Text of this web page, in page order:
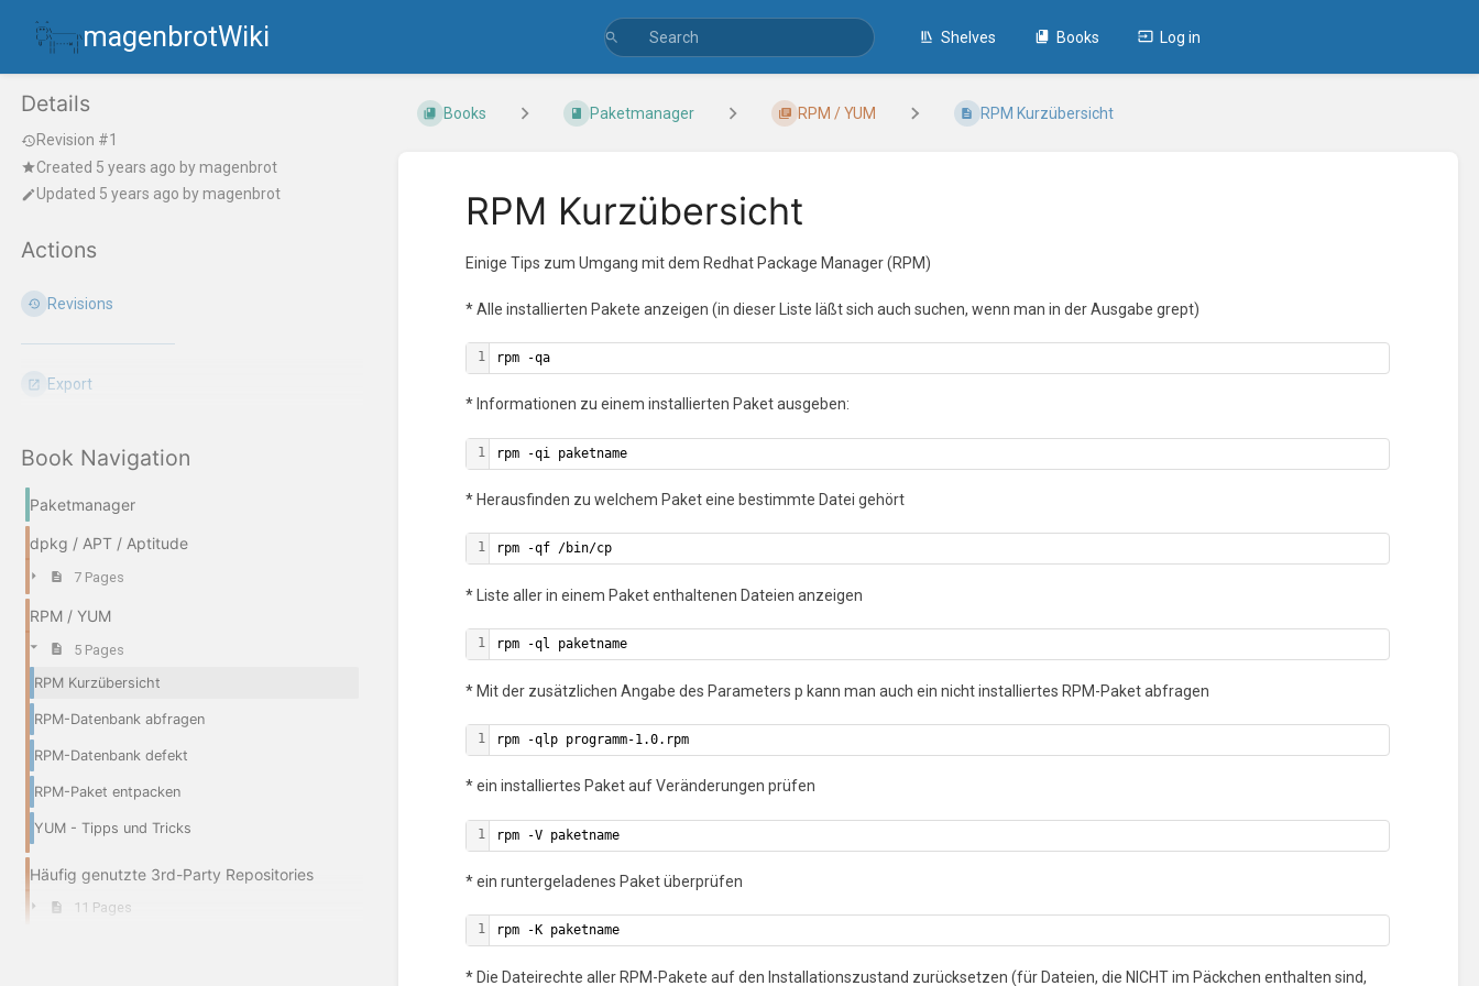
magenbrotWiki Shelves Books Log in
Details
Revision #1
Created 5 years ago by magenbrot
Updated 5 years ago by magenbrot
Actions
Revisions
Export
Book Navigation
Paketmanager
dpkg / APT / Aptitude
7 Pages
RPM / YUM
5 Pages
RPM Kurzübersicht
RPM-Datenbank abfragen
RPM-Datenbank defekt
RPM-Paket entpacken
YUM - Tipps und Tricks
Häufig genutzte 3rd-Party Repositories
11 Pages
Books Paketmanager RPM / YUM RPM Kurzübersicht
RPM Kurzübersicht
Einige Tips zum Umgang mit dem Redhat Package Manager (RPM)
* Alle installierten Pakete anzeigen (in dieser Liste läßt sich auch suchen, wenn man in der Ausgabe grept)
1 rpm -qa
* Informationen zu einem installierten Paket ausgeben:
1 rpm -qi paketname
* Herausfinden zu welchem Paket eine bestimmte Datei gehört
1 rpm -qf /bin/cp
* Liste aller in einem Paket enthaltenen Dateien anzeigen
1 rpm -ql paketname
* Mit der zusätzlichen Angabe des Parameters p kann man auch ein nicht installiertes RPM-Paket abfragen
1 rpm -qlp programm-1.0.rpm
* ein installiertes Paket auf Veränderungen prüfen
1 rpm -V paketname
* ein runtergeladenes Paket überprüfen
1 rpm -K paketname
* Die Dateirechte aller RPM-Pakete auf den Installationszustand zurücksetzen (für Dateien, die NICHT im Päckchen enthalten sind,